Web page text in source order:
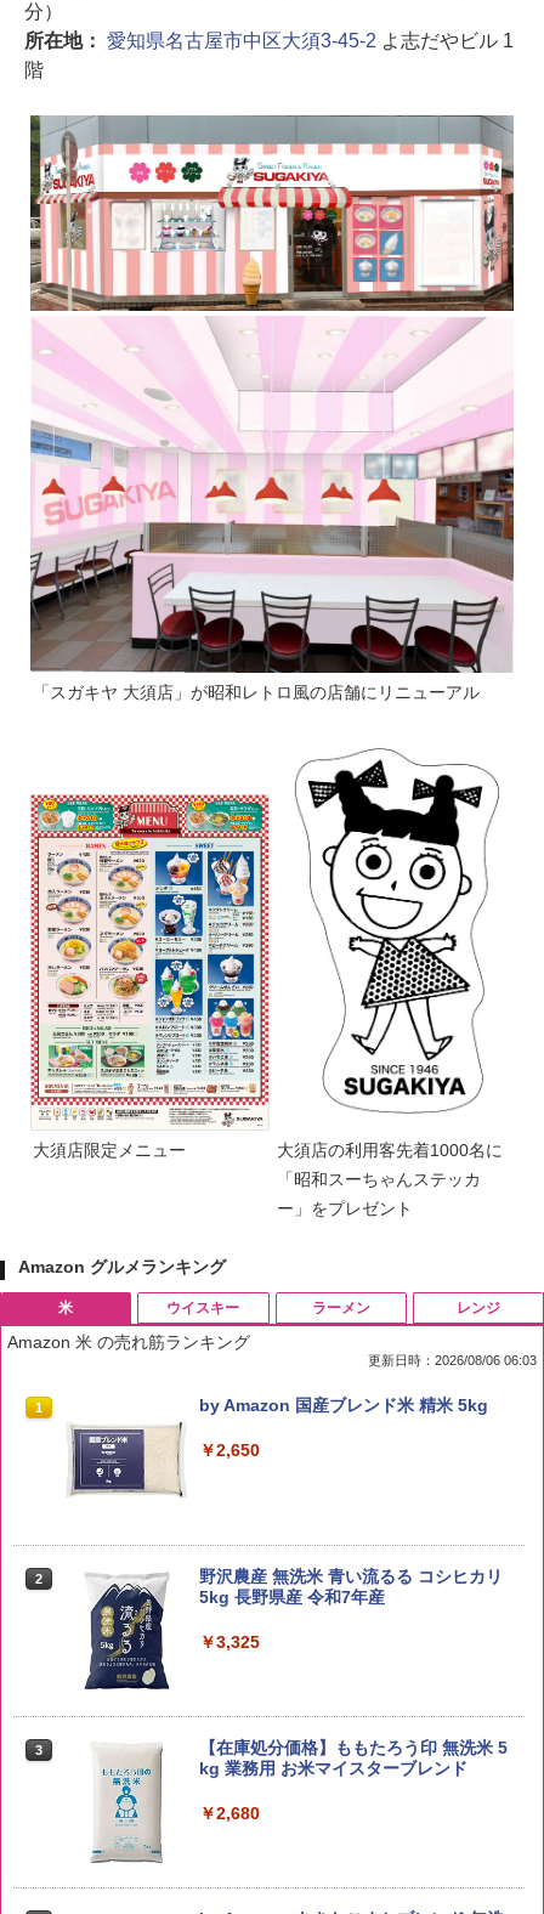
分）
所在地： 愛知県名古屋市中区大須3-45-2 よ志だやビル 1
階
「スガキヤ 大須店」が昭和レトロ風の店舗にリニューアル
大須店限定メニュー
大須店の利用客先着1000名に
「昭和スーちゃんステッカ
ー」をプレゼント
Amazon グルメランキング
米
Amazon 米 の売れ筋ランキング
更新日時：2026/08/06 06:03
1 by Amazon 国産ブレンド米 精米 5kg
￥2,650
2
野沢農産 無洗米 青い流るる コシヒカリ
5kg 長野県産 令和7年産
￥3,325
3
【在庫処分価格】ももたろう印 無洗米 5
kg 業務用 お米マイスターブレンド
￥2,680
ウイスキー ラーメン レンジ